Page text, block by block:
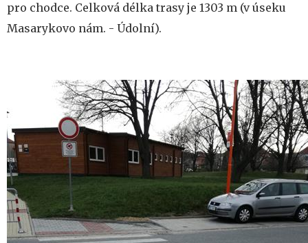
pro chodce. Celková délka trasy je 1303 m (v úseku
Masarykovo nám. - Údolní).